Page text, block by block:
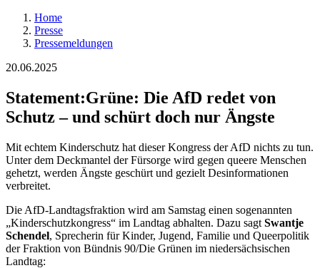
Home
Presse
Pressemeldungen
20.06.2025
Statement:Grüne: Die AfD redet von
Schutz – und schürt doch nur Ängste
Mit echtem Kinderschutz hat dieser Kongress der AfD nichts zu tun.
Unter dem Deckmantel der Fürsorge wird gegen queere Menschen
gehetzt, werden Ängste geschürt und gezielt Desinformationen
verbreitet.
Die AfD-Landtagsfraktion wird am Samstag einen sogenannten
„Kinderschutzkongress“ im Landtag abhalten. Dazu sagt Swantje
Schendel, Sprecherin für Kinder, Jugend, Familie und Queerpolitik
der Fraktion von Bündnis 90/Die Grünen im niedersächsischen
Landtag: